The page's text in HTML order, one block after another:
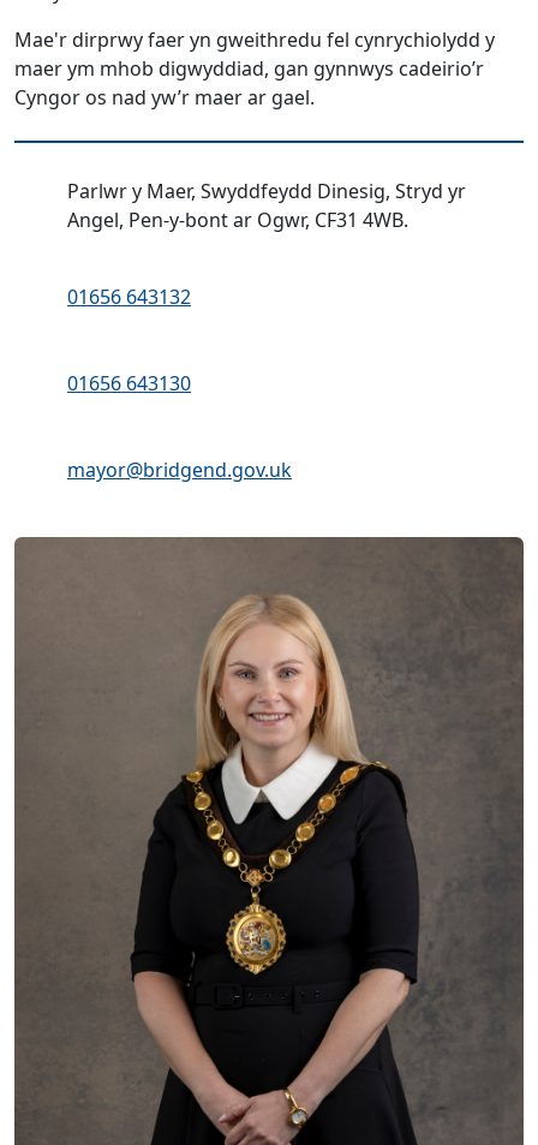
Mae'r dirprwy faer yn gweithredu fel cynrychiolydd y
maer ym mhob digwyddiad, gan gynnwys cadeirio’r
Cyngor os nad yw’r maer ar gael.
Cyfeiriad:
Parlwr y Maer, Swyddfeydd Dinesig, Stryd yr
Angel, Pen-y-bont ar Ogwr, CF31 4WB.
Ffôn:
01656 643132
Ffôn:
01656 643130
Cyfeiriad ebost:
mayor@bridgend.gov.uk